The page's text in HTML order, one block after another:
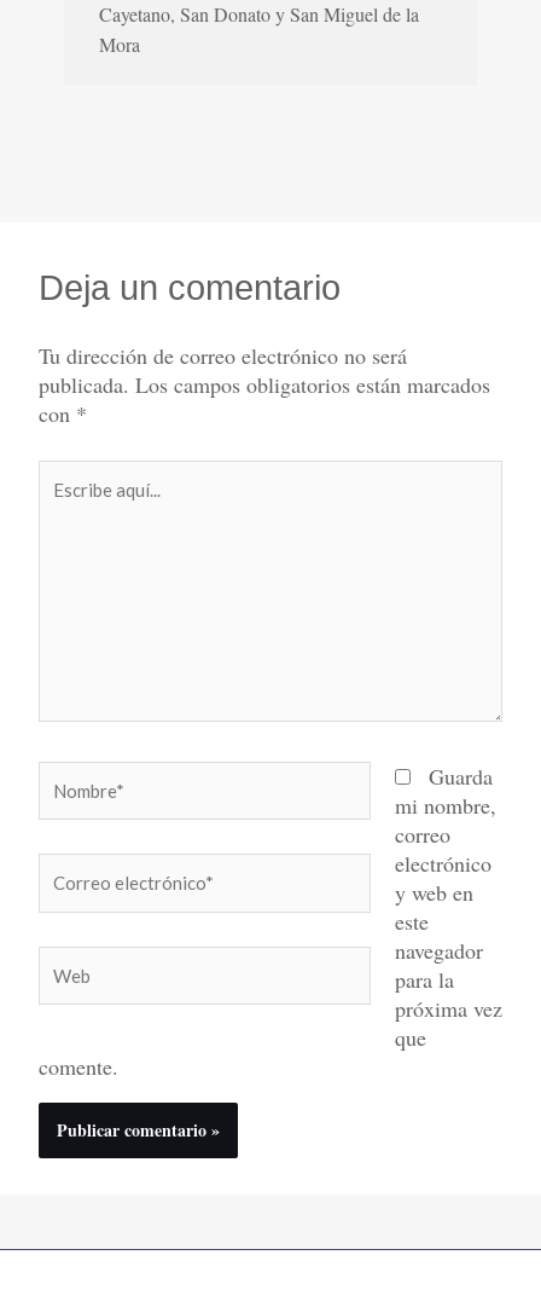
Cayetano, San Donato y San Miguel de la
Mora
Deja un comentario
Tu dirección de correo electrónico no será
publicada. Los campos obligatorios están marcados
con *
aquí...
electrónico*
Guarda
mi nombre,
correo
electrónico
y web en
este
navegador
para la
próxima vez
que
comente.